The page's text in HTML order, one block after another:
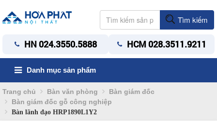
Tìm kiếm
HN 024.3550.5888 HCM 028.3511.9211
Danh mục sản phẩm
Trang chủ Bàn văn phòng
Bàn giám đốc
Bàn giám đốc gỗ công nghiệp
Bàn lãnh đạo HRP1890L1Y2